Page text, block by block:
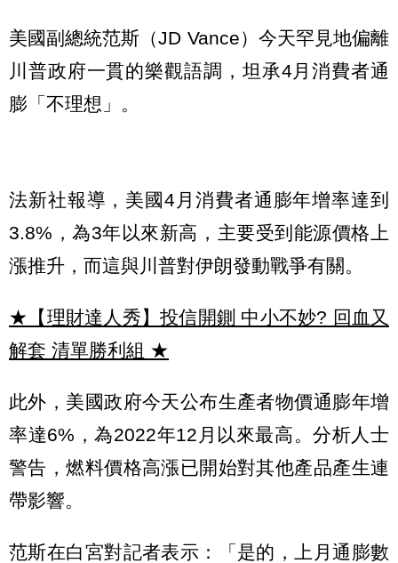
美國副總統范斯（JD Vance）今天罕見地偏離
川普政府一貫的樂觀語調，坦承4月消費者通
膨「不理想」。
法新社報導，美國4月消費者通膨年增率達到
3.8%，為3年以來新高，主要受到能源價格上
漲推升，而這與川普對伊朗發動戰爭有關。
★【理財達人秀】投信開鍘 中小不妙? 回血又
解套 清單勝利組 ★
此外，美國政府今天公布生產者物價通膨年增
率達6%，為2022年12月以來最高。分析人士
警告，燃料價格高漲已開始對其他產品產生連
帶影響。
范斯在白宮對記者表示：「是的，上月通膨數